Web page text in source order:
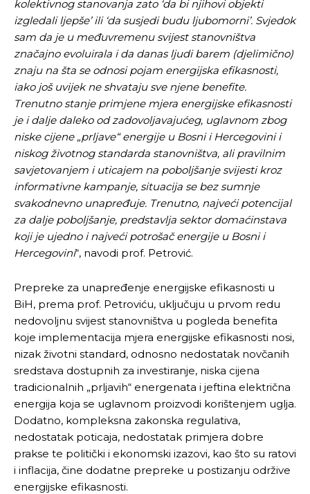
kolektivnog stanovanja zato ‘da bi njihovi objekti
izgledali ljepše’ ili ‘da susjedi budu ljubomorni’. Svjedok
sam da je u međuvremenu svijest stanovništva
značajno evoluirala i da danas ljudi barem (djelimično)
znaju na šta se odnosi pojam energijska efikasnosti,
iako još uvijek ne shvataju sve njene benefite.
Trenutno stanje primjene mjera energijske efikasnosti
je i dalje daleko od zadovoljavajućeg, uglavnom zbog
niske cijene „prljave“ energije u Bosni i Hercegovini i
niskog životnog standarda stanovništva, ali pravilnim
savjetovanjem i uticajem na poboljšanje svijesti kroz
informativne kampanje, situacija se bez sumnje
svakodnevno unapređuje. Trenutno, najveći potencijal
za dalje poboljšanje, predstavlja sektor domaćinstava
koji je ujedno i najveći potrošač energije u Bosni i
Hercegovini“, navodi prof. Petrović.
Prepreke za unapređenje energijske efikasnosti u
BiH, prema prof. Petroviću, uključuju u prvom redu
nedovoljnu svijest stanovništva u pogleda benefita
koje implementacija mjera energijske efikasnosti nosi,
nizak životni standard, odnosno nedostatak novčanih
sredstava dostupnih za investiranje, niska cijena
tradicionalnih „prljavih“ energenata i jeftina električna
energija koja se uglavnom proizvodi korištenjem uglja.
Dodatno, kompleksna zakonska regulativa,
nedostatak poticaja, nedostatak primjera dobre
prakse te politički i ekonomski izazovi, kao što su ratovi
i inflacija, čine dodatne prepreke u postizanju održive
energijske efikasnosti.